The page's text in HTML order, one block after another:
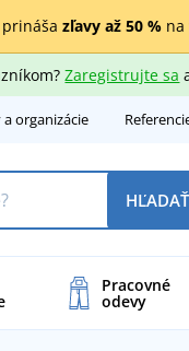
zľavy až 50 %na
Zaregistrujte sa
a organizácie
HĽADAŤ
Pracovné
odevy